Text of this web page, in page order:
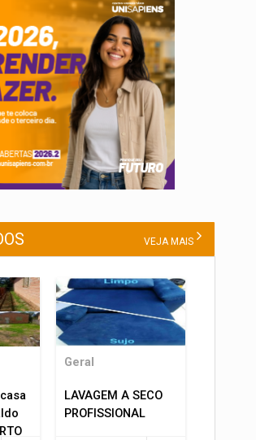
VEJA MAIS
Geral
LAVAGEM A SECO
PROFISSIONAL